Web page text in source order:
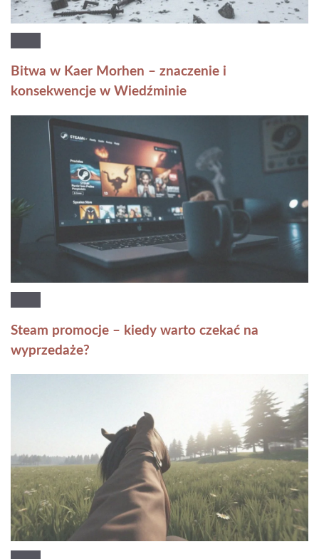
Bitwa w Kaer Morhen – znaczenie i
konsekwencje w Wiedźminie
Steam promocje – kiedy warto czekać na
wyprzedaże?